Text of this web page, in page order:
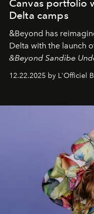
Canvas portfolio
Delta camps
&Beyond has
Delta with the launch
&Beyond Sandibe
Under Canvas
.
&Beyond Chobe
iconic wild places, a
of adventure,
is not a
and breathed — an
wilderness merge so
12.22.2025 by L'Officiel